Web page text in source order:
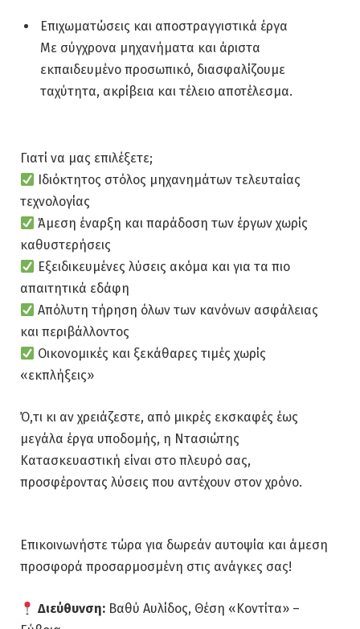
Επιχωματώσεις και αποστραγγιστικά έργα
Με σύγχρονα μηχανήματα και άριστα
εκπαιδευμένο προσωπικό, διασφαλίζουμε
ταχύτητα, ακρίβεια και τέλειο αποτέλεσμα.
Γιατί να μας επιλέξετε;
Ιδιόκτητος στόλος μηχανημάτων τελευταίας
τεχνολογίας
Άμεση έναρξη και παράδοση των έργων χωρίς
καθυστερήσεις
Εξειδικευμένες λύσεις ακόμα και για τα πιο
απαιτητικά εδάφη
Απόλυτη τήρηση όλων των κανόνων ασφάλειας
και περιβάλλοντος
Οικονομικές και ξεκάθαρες τιμές χωρίς
«εκπλήξεις»
Ό,τι κι αν χρειάζεστε, από μικρές εκσκαφές έως
μεγάλα έργα υποδομής, η Ντασιώτης
Κατασκευαστική είναι στο πλευρό σας,
προσφέροντας λύσεις που αντέχουν στον χρόνο.
Επικοινωνήστε τώρα για δωρεάν αυτοψία και άμεση
προσφορά προσαρμοσμένη στις ανάγκες σας!
Διεύθυνση: Βαθύ Αυλίδος, Θέση «Κοντίτα» –